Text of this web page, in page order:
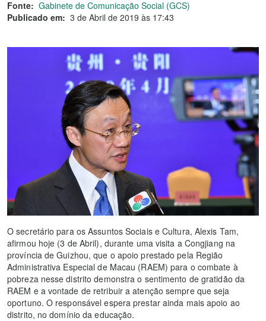
Fonte: Gabinete de Comunicação Social (GCS)
Publicado em: 3 de Abril de 2019 às 17:43
O secretário para os Assuntos Sociais e Cultura, Alexis Tam,
afirmou hoje (3 de Abril), durante uma visita a Congjiang na
província de Guizhou, que o apoio prestado pela Região
Administrativa Especial de Macau (RAEM) para o combate à
pobreza nesse distrito demonstra o sentimento de gratidão da
RAEM e a vontade de retribuir a atenção sempre que seja
oportuno. O responsável espera prestar ainda mais apoio ao
distrito, no domínio da educação.